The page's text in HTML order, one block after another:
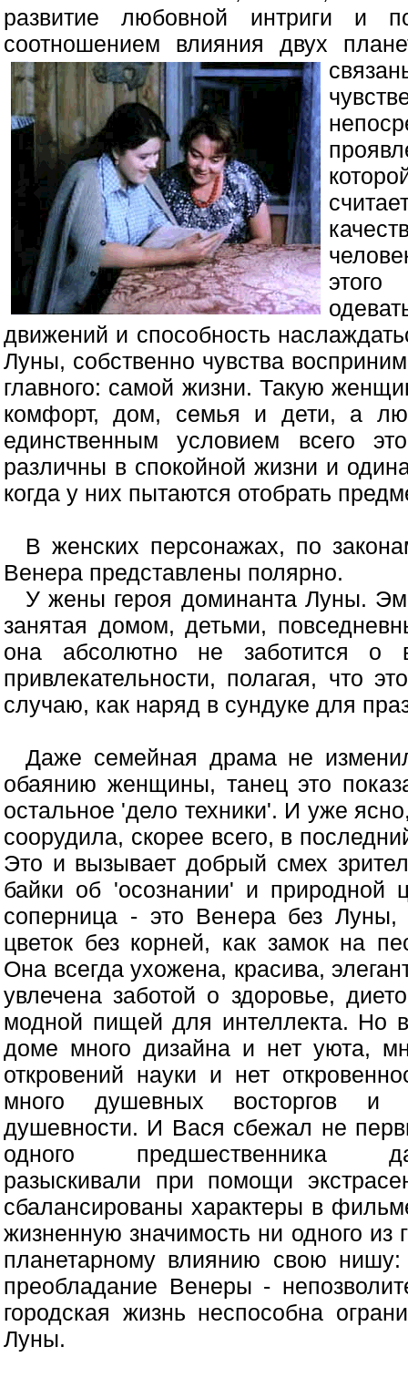
развитие любовной интриги и
соотношением влияния двух
движений и способность
Луны, собственно чувства
главного: самой жизни. Такую
комфорт, дом, семья и дети, а
единственным условием всего
различны в спокойной жизни и
когда у них пытаются отобрать
В женских персонажах, по
Венера представлены полярно.
У жены героя доминанта Луны.
занятая домом, детьми,
она абсолютно не заботится о
привлекательности, полагая, что
случаю, как наряд в сундуке для
Даже семейная драма не
обаянию женщины, танец это
остальное 'дело техники'. И уже
соорудила, скорее всего, в
Это и вызывает добрый смех
байки об 'осознании' и природной
соперница - это Венера без Луны,
цветок без корней, как замок на
Она всегда ухожена, красива,
увлечена заботой о здоровье,
модной пищей для интеллекта. Но
доме много дизайна и нет уюта,
откровений науки и нет
много душевных восторгов и
душевности. И Вася сбежал не
одного предшественника
разыскивали при помощи
сбалансированы характеры в
жизненную значимость ни одного из
планетарному влиянию свою нишу:
преобладание Венеры -
городская жизнь неспособна
Луны.